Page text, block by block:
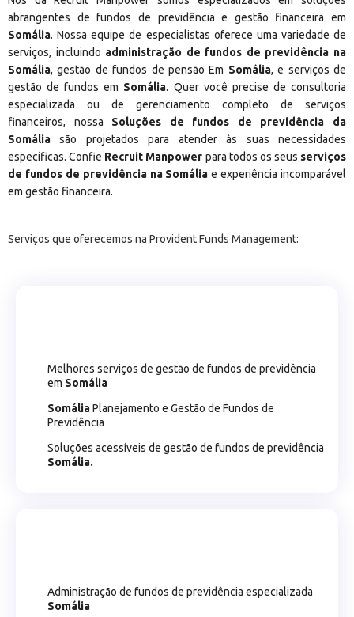
abrangentes de fundos de previdência e gestão financeira em
Somália. Nossa equipe de especialistas oferece uma variedade de
serviços, incluindo administração de fundos de previdência na
Somália, gestão de fundos de pensão Em Somália, e serviços de
gestão de fundos em Somália. Quer você precise de consultoria
especializada ou de gerenciamento completo de serviços
financeiros, nossa Soluções de fundos de previdência da
Somália são projetados para atender às suas necessidades
específicas. Confie Recruit Manpower para todos os seus serviços
de fundos de previdência na Somália e experiência incomparável
em gestão financeira.
Serviços que oferecemos na Provident Funds Management:
Melhores serviços de gestão de fundos de previdência
em Somália
SomáliaPlanejamento e Gestão de Fundos de
Previdência
Soluções acessíveis de gestão de fundos de previdência
Somália.
Administração de fundos de previdência especializada
Somália